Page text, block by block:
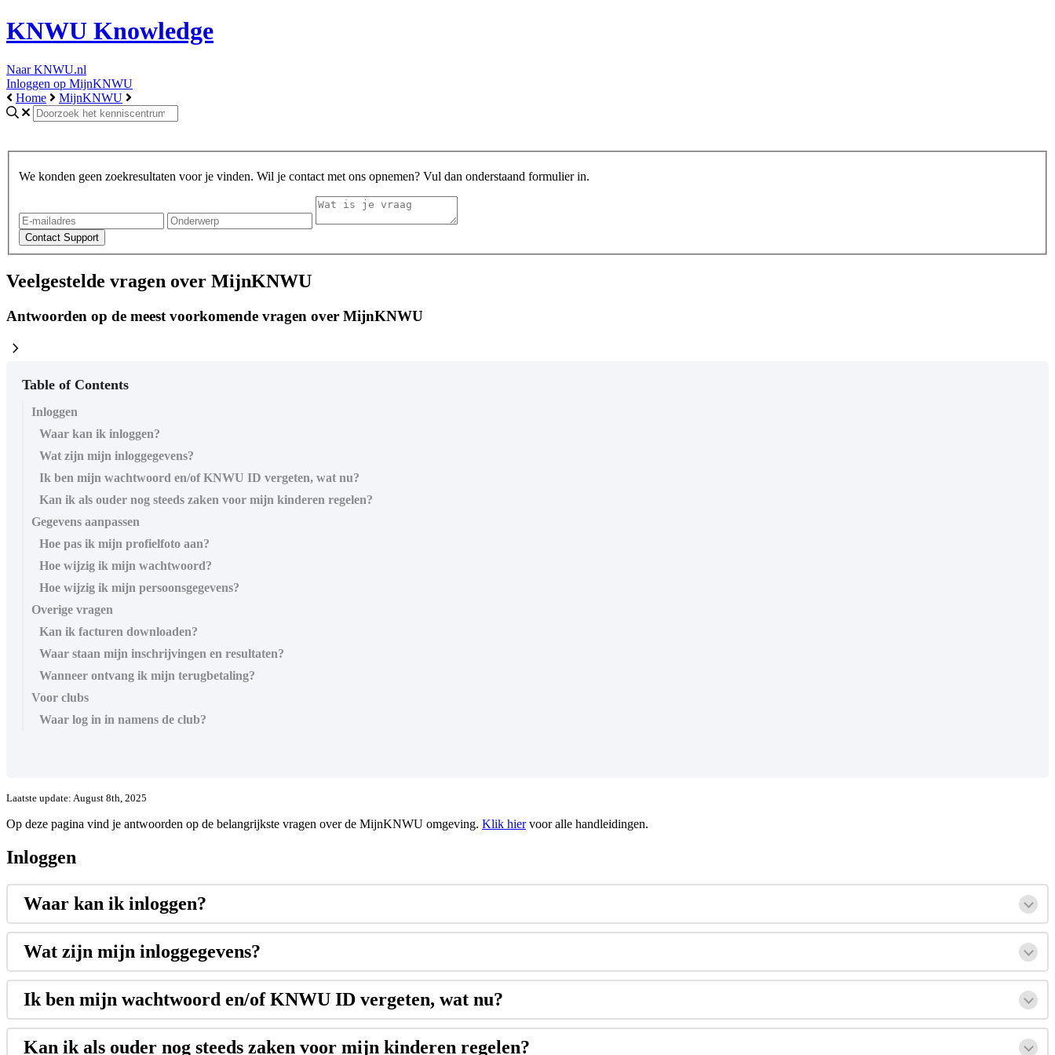
KNWU Knowledge
Naar KNWU.nl
Inloggen op MijnKNWU
Home
MijnKNWU
We konden geen zoekresultaten voor je vinden. Wil je contact met ons opnemen? Vul dan onderstaand formulier in.
Veelgestelde vragen over MijnKNWU
Antwoorden op de meest voorkomende vragen over MijnKNWU
chevron_right
Table of Contents
Inloggen
Waar kan ik inloggen?
Wat zijn mijn inloggegevens?
Ik ben mijn wachtwoord en/of KNWU ID vergeten, wat nu?
Kan ik als ouder nog steeds zaken voor mijn kinderen regelen?
Gegevens aanpassen
Hoe pas ik mijn profielfoto aan?
Hoe wijzig ik mijn wachtwoord?
Hoe wijzig ik mijn persoonsgegevens?
Overige vragen
Kan ik facturen downloaden?
Waar staan mijn inschrijvingen en resultaten?
Wanneer ontvang ik mijn terugbetaling?
Voor clubs
Waar log in in namens de club?
Laatste update: August 8th, 2025
Op deze pagina vind je antwoorden op de belangrijkste vragen over de MijnKNWU omgeving. Klik hiervoor alle handleidingen.
Inloggen
Waar kan ik inloggen?
Wat zijn mijn inloggegevens?
Ik ben mijn wachtwoord en/of KNWU ID vergeten, wat nu?
Kan ik als ouder nog steeds zaken voor mijn kinderen regelen?